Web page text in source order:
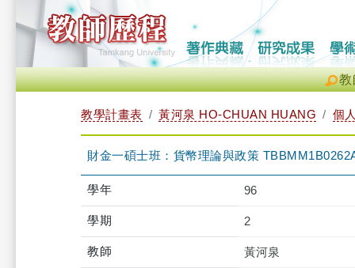
教
教學計畫表 黃河泉 HO-CHUAN HUANG 個
財金一碩士班：貨幣理論與政策
學年 96
學期 2
教師 黃河泉